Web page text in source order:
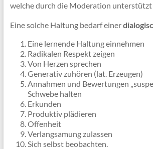
welche durch die Moderation
Eine solche Haltung bedarf einer
Eine lernende Haltung einnehmen
Radikalen Respekt zeigen
Von Herzen sprechen
Generativ zuhören (lat. Erzeugen)
Annahmen und Bewertungen
Schwebe halten
Erkunden
Produktiv plädieren
Offenheit
Verlangsamung zulassen
Sich selbst beobachten.